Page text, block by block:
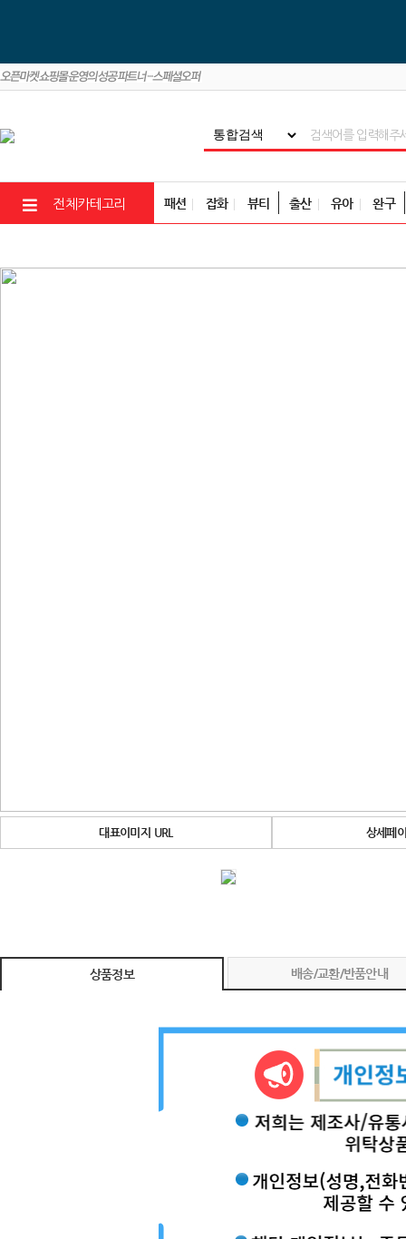
전체카테고리 패션 잡화 뷰티 출산 유아 완구
대표이미지 URL 상세페
상품정보 배송/교환/반품안내